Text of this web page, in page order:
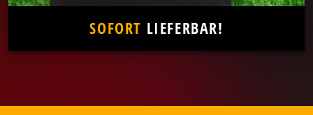
SOFORT LIEFERBAR!